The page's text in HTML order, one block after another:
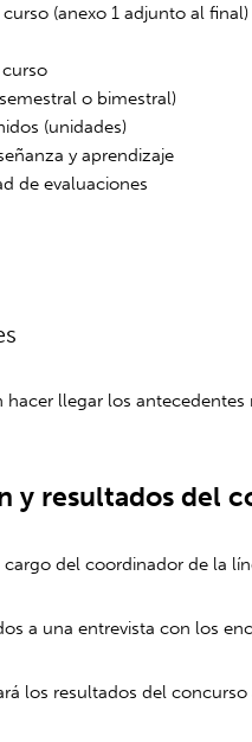
(anexo 1 adjunto al
o bimestral)
(unidades)
y aprendizaje
de evaluaciones
hacer llegar los
y resultados del
del coordinador de la
a una entrevista con los
los resultados del